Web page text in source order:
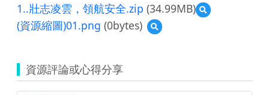
1..壯志凌雲，領航安全.zip (34.99MB)
預
覽
領
(資源縮圖)01.png (0bytes)
預
覽
圖)01.png
資源評論或心得分享